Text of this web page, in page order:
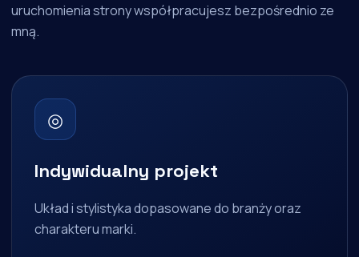
uruchomienia strony współpracujesz bezpośrednio ze
mną.
◎
Indywidualny projekt
Układ i stylistyka dopasowane do branży oraz
charakteru marki.